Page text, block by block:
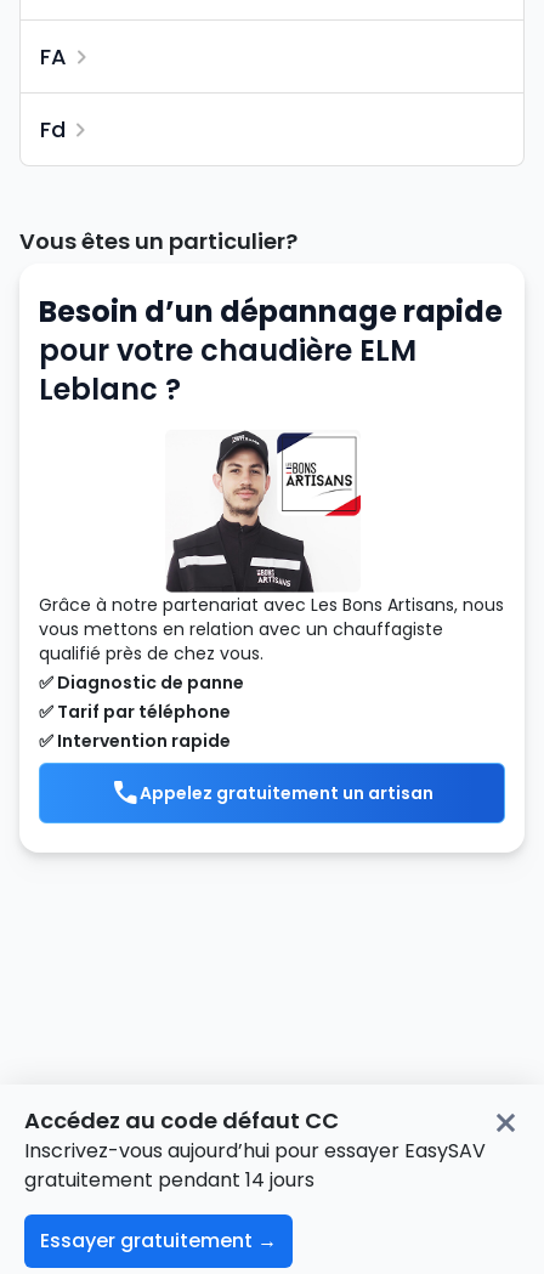
FA
Fd
Vous êtes un particulier?
Besoin d’un dépannage rapide
pour votre chaudière ELM
Leblanc ?
Grâce à notre partenariat avec Les Bons Artisans, nous
vous mettons en relation avec un chauffagiste
qualifié près de chez vous.
✅ Diagnostic de panne
✅ Tarif par téléphone
✅ Intervention rapide
Appelez gratuitement un artisan
Accueil > Chaudière > ELM Leblanc > AGVAC24-6MN
Codes défauts
Accédez au code défaut CC
Inscrivez-vous aujourd’hui pour essayer EasySAV
gratuitement pendant 14 jours
Essayer gratuitement →